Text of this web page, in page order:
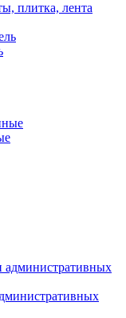
плитка, лента